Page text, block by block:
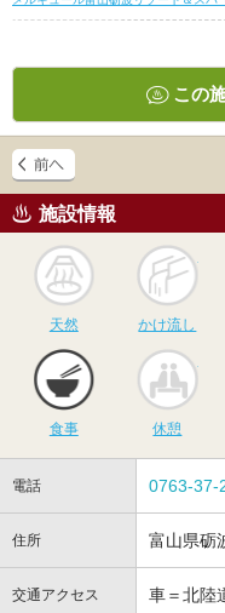
この
施設情報
天然 かけ流し
食事 休憩
電話 0763-37-
住所 富山県砺
交通アクセス
車＝北陸